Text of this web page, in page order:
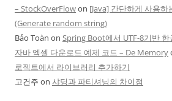
– StockOverFlowon [Java] 간단하게 사용하
(Generate random string)
Bảo Toàn on Spring Boot에서 UTF-8기반 한
자바 엑셀 다운로드 예제 코드 – De Memory
로젝트에서 라이브러리 추가하기
고건주 on 샤딩과 파티셔닝의 차이점